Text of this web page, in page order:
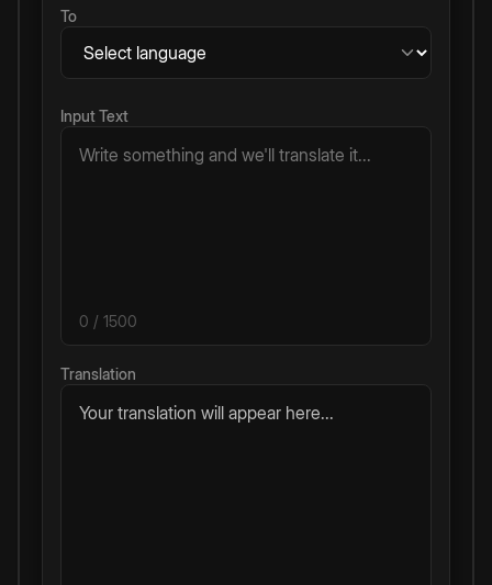
To
Input Text
0 / 1500
Translation
Your translation will appear here...